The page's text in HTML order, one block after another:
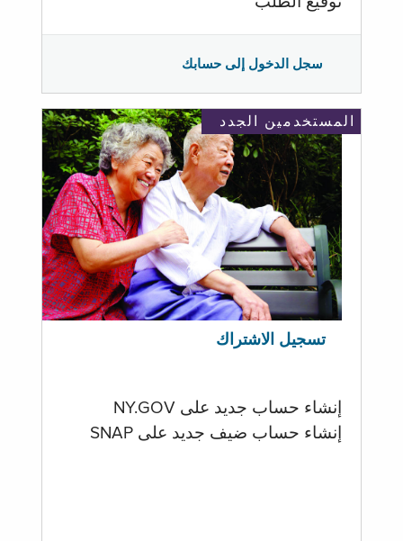
سجل الدخول إلى حسابك
المستخدمين الجدد
تسجيل الاشتراك
إنشاء حساب جديد على NY.GOV
إنشاء حساب ضيف جديد على SNAP